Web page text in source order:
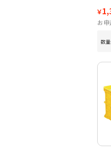
￥
お
数量: